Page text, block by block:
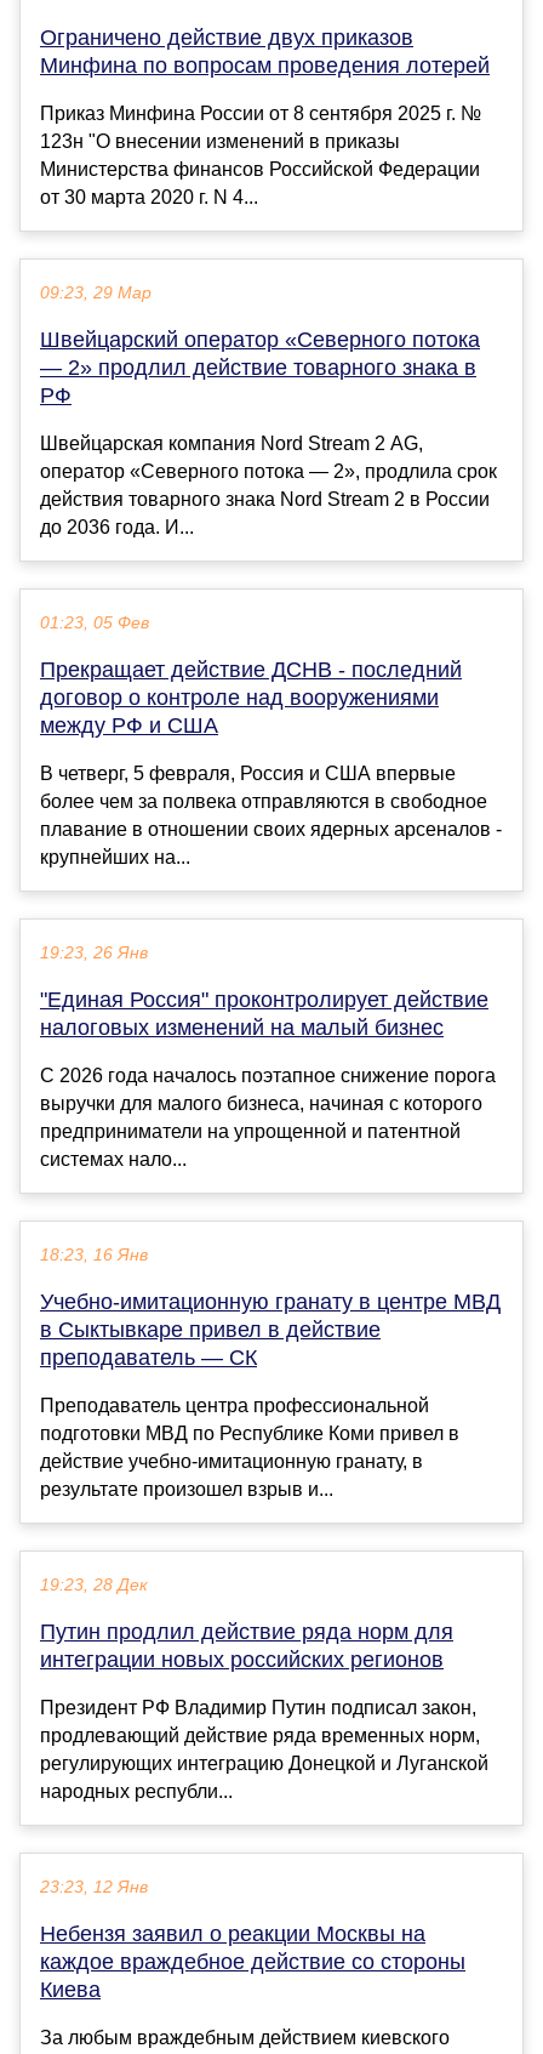
Ограничено действие двух приказов
Минфина по вопросам проведения лотерей
Приказ Минфина России от 8 сентября 2025 г. №
123н "О внесении изменений в приказы
Министерства финансов Российской Федерации
от 30 марта 2020 г. N 4...
09:23, 29 Мар
Швейцарский оператор «Северного потока
— 2» продлил действие товарного знака в
РФ
Швейцарская компания Nord Stream 2 AG,
оператор «Северного потока — 2», продлила срок
действия товарного знака Nord Stream 2 в России
до 2036 года. И...
01:23, 05 Фев
Прекращает действие ДСНВ - последний
договор о контроле над вооружениями
между РФ и США
В четверг, 5 февраля, Россия и США впервые
более чем за полвека отправляются в свободное
плавание в отношении своих ядерных арсеналов -
крупнейших на...
19:23, 26 Янв
"Единая Россия" проконтролирует действие
налоговых изменений на малый бизнес
С 2026 года началось поэтапное снижение порога
выручки для малого бизнеса, начиная с которого
предприниматели на упрощенной и патентной
системах нало...
18:23, 16 Янв
Учебно-имитационную гранату в центре МВД
в Сыктывкаре привел в действие
преподаватель — СК
Преподаватель центра профессиональной
подготовки МВД по Республике Коми привел в
действие учебно-имитационную гранату, в
результате произошел взрыв и...
19:23, 28 Дек
Путин продлил действие ряда норм для
интеграции новых российских регионов
Президент РФ Владимир Путин подписал закон,
продлевающий действие ряда временных норм,
регулирующих интеграцию Донецкой и Луганской
народных республи...
23:23, 12 Янв
Небензя заявил о реакции Москвы на
каждое враждебное действие со стороны
Киева
За любым враждебным действием киевского